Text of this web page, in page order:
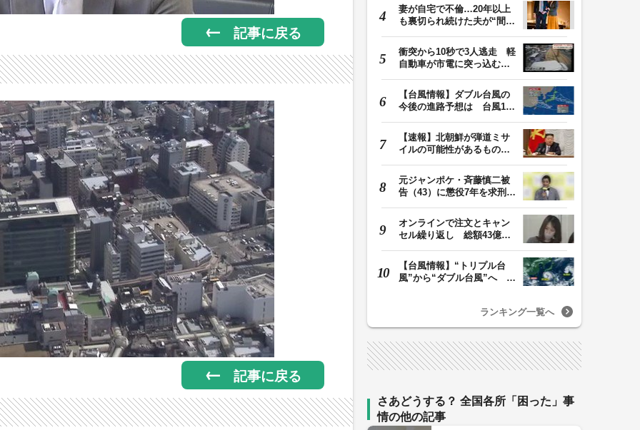
記事に戻る
記事に戻る
妻が自宅で不倫…20年以上
も裏切られ続けた夫が“間
衝突から10秒で3人逃走 軽
自動車が市電に突っ込む一
【台風情報】ダブル台風の
今後の進路予想は 台風13
【速報】北朝鮮が弾道ミサ
イルの可能性があるものを
元ジャンポケ・斉藤慎二被
告（43）に懲役7年を求刑
オンラインで注文とキャン
セル繰り返し 総額43億円
【台風情報】“トリプル台
風”から“ダブル台風”へ 13
ランキング一覧へ
さあどうする？ 全国各所「困った」事
情の他の記事